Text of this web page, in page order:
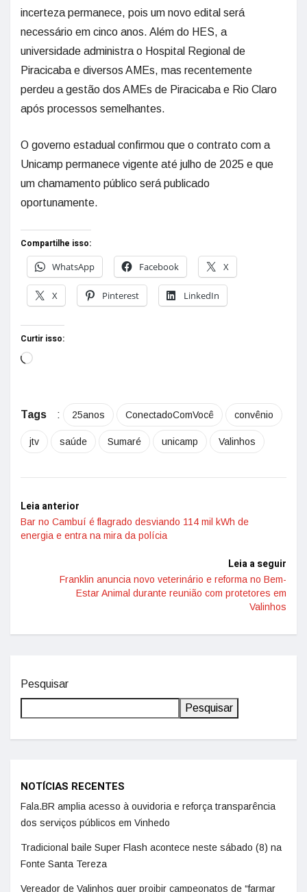
incerteza permanece, pois um novo edital será
necessário em cinco anos. Além do HES, a
universidade administra o Hospital Regional de
Piracicaba e diversos AMEs, mas recentemente
perdeu a gestão dos AMEs de Piracicaba e Rio Claro
após processos semelhantes.
O governo estadual confirmou que o contrato com a
Unicamp permanece vigente até julho de 2025 e que
um chamamento público será publicado
oportunamente.
Compartilhe isso:
WhatsApp
Facebook X
X Pinterest LinkedIn
Curtir isso:
Tags : 25anos ConectadoComVocê convênio
jtv saúde Sumaré unicamp Valinhos
Leia anterior
Bar no Cambuí é flagrado desviando 114 mil kWh de
energia e entra na mira da polícia
Leia a seguir
Franklin anuncia novo veterinário e reforma no Bem-
Estar Animal durante reunião com protetores em
Valinhos
Pesquisar
Pesquisar
NOTÍCIAS RECENTES
Fala.BR amplia acesso à ouvidoria e reforça transparência
dos serviços públicos em Vinhedo
Tradicional baile Super Flash acontece neste sábado (8) na
Fonte Santa Tereza
Vereador de Valinhos quer proibir campeonatos de “farmar